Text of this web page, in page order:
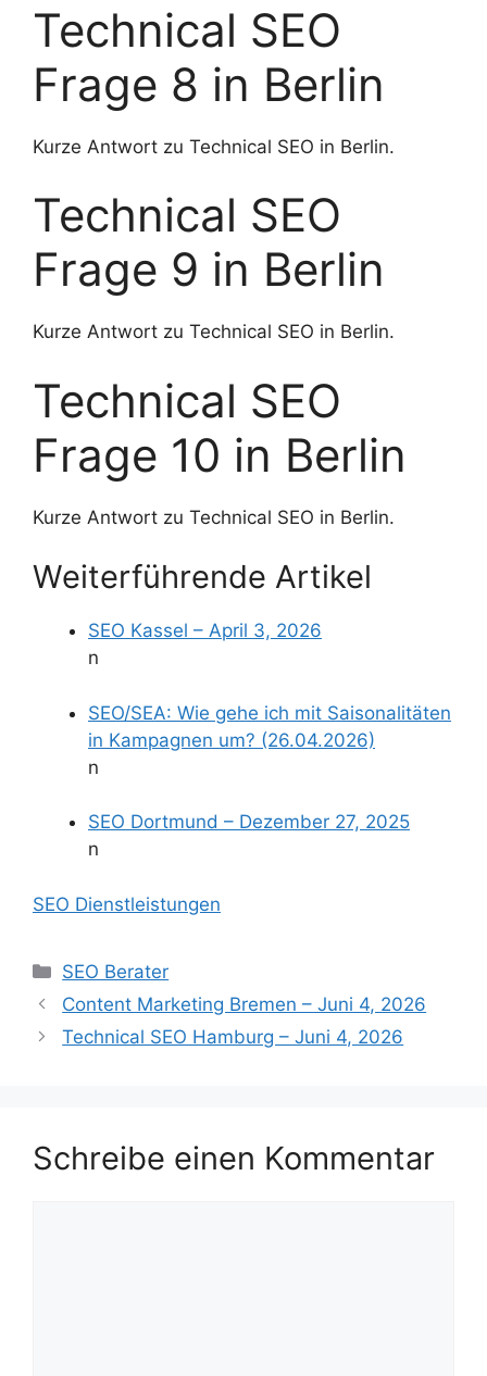
Technical SEO
Frage 8 in Berlin
Kurze Antwort zu Technical SEO in Berlin.
Technical SEO
Frage 9 in Berlin
Kurze Antwort zu Technical SEO in Berlin.
Technical SEO
Frage 10 in Berlin
Kurze Antwort zu Technical SEO in Berlin.
Weiterführende Artikel
SEO Kassel – April 3, 2026
n
SEO/SEA: Wie gehe ich mit Saisonalitäten
in Kampagnen um? (26.04.2026)
n
SEO Dortmund – Dezember 27, 2025
n
SEO Dienstleistungen
Kategorien
SEO Berater
Content Marketing Bremen – Juni 4, 2026
Technical SEO Hamburg – Juni 4, 2026
Schreibe einen Kommentar